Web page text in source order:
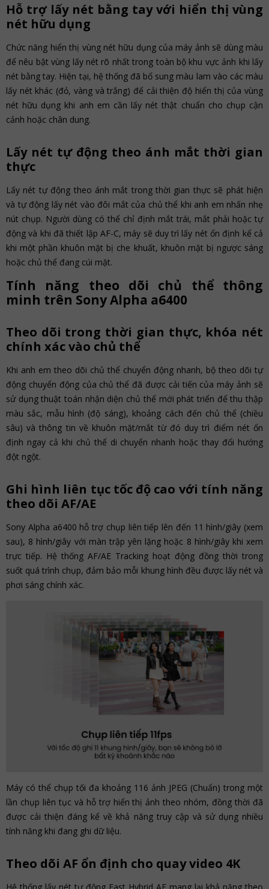
Hỗ trợ lấy nét bằng tay với hiển thị vùng
nét hữu dụng
Chức năng hiển thị vùng nét hữu dụng của máy ảnh sẽ dùng màu
để nêu bật vùng lấy nét rõ nhất trong toàn bộ khu vực ảnh khi lấy
nét bằng tay. Hiện tại, hệ thống đã bổ sung màu lam vào các màu
lấy nét khác (đỏ, vàng và trắng) để cải thiện độ hiển thị của vùng
nét hữu dụng khi anh em cần lấy nét thật chuẩn cho chụp cận
cảnh hoặc chân dung.
Lấy nét tự động theo ánh mắt thời gian
thực
Lấy nét tự động theo ánh mắt trong thời gian thực sẽ phát hiện
và tự động lấy nét vào đôi mắt của chủ thể khi anh em nhấn nhẹ
nút chụp. Người dùng có thể chỉ định mắt trái, mắt phải hoặc tự
động và khi đã thiết lập AF-C, máy sẽ duy trì lấy nét ổn định kể cả
khi một phần khuôn mặt bị che khuất, khuôn mặt bị ngược sáng
hoặc chủ thể đang cúi mặt.
Tính năng theo dõi chủ thể thông
minh trên Sony Alpha a6400
Theo dõi trong thời gian thực, khóa nét
chính xác vào chủ thể
Khi anh em theo dõi chủ thể chuyển động nhanh, bộ theo dõi tự
động chuyển động của chủ thể đã được cải tiến của máy ảnh sẽ
sử dụng thuật toán nhận diện chủ thể mới phát triển để thu thập
màu sắc, mẫu hình (độ sáng), khoảng cách đến chủ thể (chiều
sâu) và thông tin về khuôn mặt/mắt từ đó duy trì điểm nét ổn
định ngay cả khi chủ thể di chuyển nhanh hoặc thay đổi hướng
đột ngột.
Ghi hình liên tục tốc độ cao với tính năng
theo dõi AF/AE
Sony Alpha a6400 hỗ trợ chụp liên tiếp lên đến 11 hình/giây (xem
sau), 8 hình/giây với màn trập yên lặng hoặc 8 hình/giây khi xem
trực tiếp. Hệ thống AF/AE Tracking hoạt động đồng thời trong
suốt quá trình chụp, đảm bảo mỗi khung hình đều được lấy nét và
phơi sáng chính xác.
Máy có thể chụp tối đa khoảng 116 ảnh JPEG (Chuẩn) trong một
lần chụp liên tục và hỗ trợ hiển thị ảnh theo nhóm, đồng thời đã
được cải thiện đáng kể về khả năng truy cập và sử dụng nhiều
tính năng khi đang ghi dữ liệu.
Theo dõi AF ổn định cho quay video 4K